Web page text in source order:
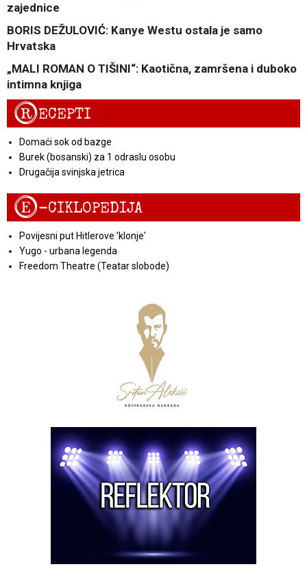
zajednice
BORIS DEŽULOVIĆ: Kanye Westu ostala je samo
Hrvatska
„MALI ROMAN O TIŠINI“: Kaotična, zamršena i duboko
intimna knjiga
RECEPTI
Domaći sok od bazge
Burek (bosanski) za 1 odraslu osobu
Drugačija svinjska jetrica
E-CIKLOPEDIJA
Povijesni put Hitlerove 'klonje'
Yugo - urbana legenda
Freedom Theatre (Teatar slobode)